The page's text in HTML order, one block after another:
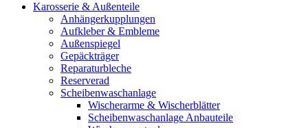
Karosserie & Außenteile
Anhängerkupplungen
Aufkleber & Embleme
Außenspiegel
Gepäckträger
Reparaturbleche
Reserverad
Scheibenwaschanlage
Wischerarme & Wischerblätter
Scheibenwaschanlage Anbauteile